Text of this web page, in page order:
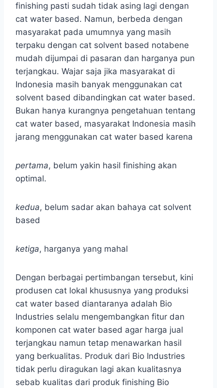
finishing pasti sudah tidak asing lagi dengan
cat water based. Namun, berbeda dengan
masyarakat pada umumnya yang masih
terpaku dengan cat solvent based notabene
mudah dijumpai di pasaran dan harganya pun
terjangkau. Wajar saja jika masyarakat di
Indonesia masih banyak menggunakan cat
solvent based dibandingkan cat water based.
Bukan hanya kurangnya pengetahuan tentang
cat water based, masyarakat Indonesia masih
jarang menggunakan cat water based karena
pertama, belum yakin hasil finishing akan
optimal.
kedua, belum sadar akan bahaya cat solvent
based
ketiga, harganya yang mahal
Dengan berbagai pertimbangan tersebut, kini
produsen cat lokal khususnya yang produksi
cat water based diantaranya adalah Bio
Industries selalu mengembangkan fitur dan
komponen cat water based agar harga jual
terjangkau namun tetap menawarkan hasil
yang berkualitas. Produk dari Bio Industries
tidak perlu diragukan lagi akan kualitasnya
sebab kualitas dari produk finishing Bio